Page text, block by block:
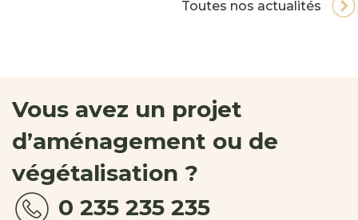
Toutes nos actualités
Vous avez un projet
d’aménagement ou de
végétalisation ?
0 235 235 235